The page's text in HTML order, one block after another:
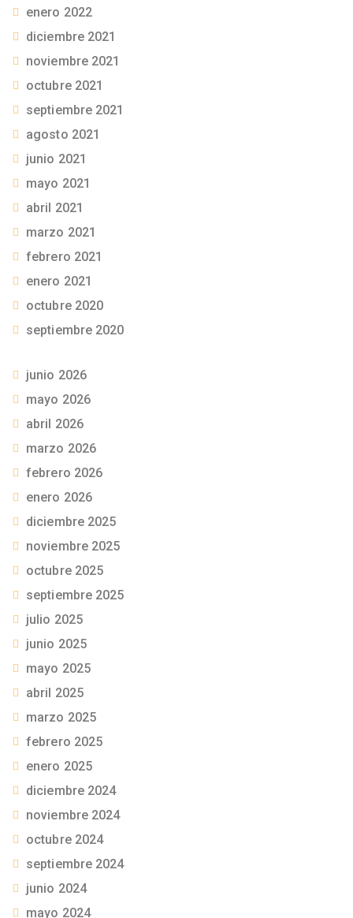
enero 2022
diciembre 2021
noviembre 2021
octubre 2021
septiembre 2021
agosto 2021
junio 2021
mayo 2021
abril 2021
marzo 2021
febrero 2021
enero 2021
octubre 2020
septiembre 2020
junio 2026
mayo 2026
abril 2026
marzo 2026
febrero 2026
enero 2026
diciembre 2025
noviembre 2025
octubre 2025
septiembre 2025
julio 2025
junio 2025
mayo 2025
abril 2025
marzo 2025
febrero 2025
enero 2025
diciembre 2024
noviembre 2024
octubre 2024
septiembre 2024
junio 2024
mayo 2024